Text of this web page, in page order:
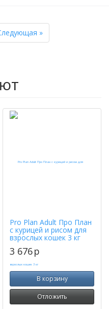
»Next
Pro Plan Adult Про План
с курицей и рисом для
взрослых кошек 3 кг
3 676p
В корзину
Отложить